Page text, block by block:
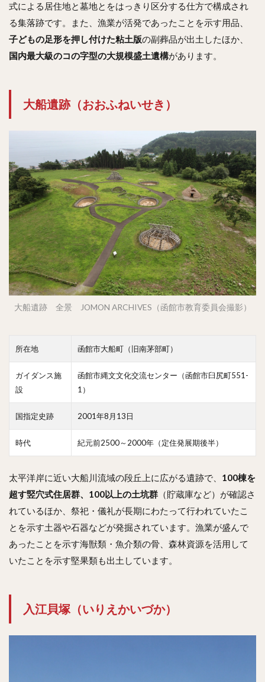
式による居住地と墓地とをはっきり区分する仕方で構成され
る集落跡です。また、漁業が活発であったことを示す用品、
子どもの足形を押し付けた粘土版の副葬品が出土したほか、
国内最大級のコの字型の大規模盛土遺構があります。
大船遺跡（おおふねいせき）
大船遺跡 全景 JOMON ARCHIVES（函館市教育委員会撮影）
所在地 函館市大船町（旧南茅部町）
ガイダンス施
設
函館市縄文文化交流センター（函館市臼尻町551-
1）
国指定史跡 2001年8月13日
時代 紀元前2500～2000年（定住発展期後半）
太平洋岸に近い大船川流域の段丘上に広がる遺跡で、 100棟を
超す竪穴式住居群、100以上の土坑群 （貯蔵庫など）が確認さ
れているほか、祭祀・儀礼が長期にわたって行われていたこ
とを示す土器や石器などが発掘されています。漁業が盛んで
あったことを示す海獣類・魚介類の骨、森林資源を活用して
いたことを示す堅果類も出土しています。
入江貝塚（いりえかいづか）